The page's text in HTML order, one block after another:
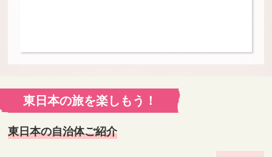
東日本の旅を楽しもう！
東日本の自治体ご紹介